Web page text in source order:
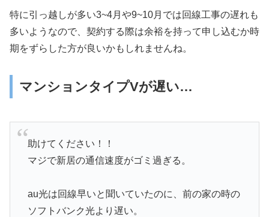
特に引っ越しが多い3~4月や9~10月では回線工事の遅れも
多いようなので、契約する際は余裕を持って申し込むか時
期をずらした方が良いかもしれませんね。
マンションタイプVが遅い…
助けてください！！
マジで新居の通信速度がゴミ過ぎる。
au光は回線早いと聞いていたのに、前の家の時の
ソフトバンク光より遅い。